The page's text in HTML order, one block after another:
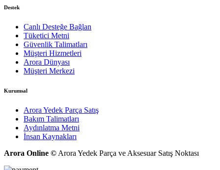
Destek
Canlı Desteğe Bağlan
Tüketici Metni
Güvenlik Talimatları
Müşteri Hizmetleri
Arora Dünyası
Müşteri Merkezi
Kurumsal
Arora Yedek Parça Satış
Bakım Talimatları
Aydınlatma Metni
İnsan Kaynakları
Arora Online © Arora Yedek Parça ve Aksesuar Satış Noktası